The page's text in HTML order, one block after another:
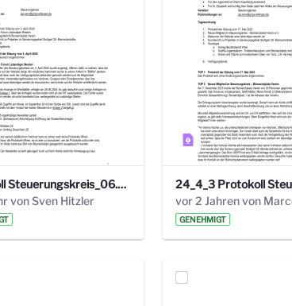
Protokoll Steuerungskreis_06.02.2025 .pdf
von Sven Hitzler
vor 2 Jahren von
GENEHMIGT